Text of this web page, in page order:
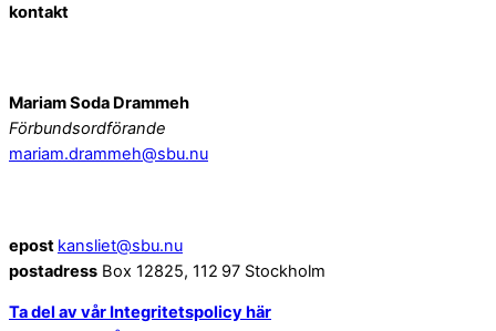
kontakt
Mariam Soda Drammeh
Förbundsordförande
mariam.drammeh@sbu.nu
epost kansliet@sbu.nu
postadress Box 12825, 112 97 Stockholm
Ta del av vår Integritetspolicy här